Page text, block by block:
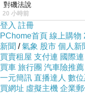
對磯法說
20 小時前
登入 註冊
PChome首頁 線上購物
新聞 /氣象 股市 個人新
買賣租屋 支付連 國際連
買車 旅行團 汽車險推薦
一元簡訊 直播達人 數
買網址 虛擬主機 企業